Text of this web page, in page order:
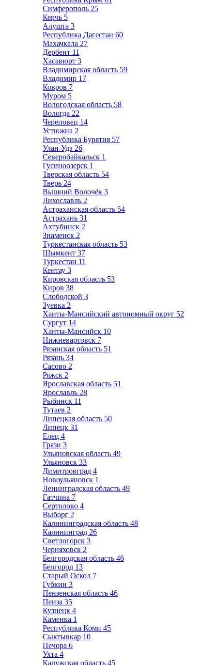
Симферополь 25
Керчь 5
Алушта 3
Республика Дагестан 60
Махачкала 27
Дербент 11
Хасавюрт 3
Владимирская область 59
Владимир 17
Ковров 7
Муром 5
Вологодская область 58
Вологда 22
Череповец 14
Устюжна 2
Республика Бурятия 57
Улан-Удэ 26
Северобайкальск 1
Гусиноозерск 1
Тверская область 54
Тверь 24
Вышний Волочёк 3
Лихославль 2
Астраханская область 54
Астрахань 31
Ахтубинск 2
Знаменск 2
Туркестанская область 53
Шымкент 37
Туркестан 11
Кентау 3
Кировская область 53
Киров 38
Слободской 3
Зуевка 2
Ханты-Мансийский автономный округ 52
Сургут 14
Ханты-Мансийск 10
Нижневартовск 7
Рязанская область 51
Рязань 34
Сасово 2
Ряжск 2
Ярославская область 51
Ярославль 28
Рыбинск 11
Тутаев 2
Липецкая область 50
Липецк 31
Елец 4
Грязи 3
Ульяновская область 49
Ульяновск 33
Димитровград 4
Новоульяновск 1
Ленинградская область 49
Гатчина 7
Сертолово 4
Выборг 2
Калининградская область 48
Калининград 26
Светлогорск 3
Черняховск 2
Белгородская область 46
Белгород 13
Старый Оскол 7
Губкин 3
Пензенская область 46
Пенза 35
Кузнецк 4
Каменка 1
Республика Коми 45
Сыктывкар 10
Печора 6
Ухта 4
Калужская область 45